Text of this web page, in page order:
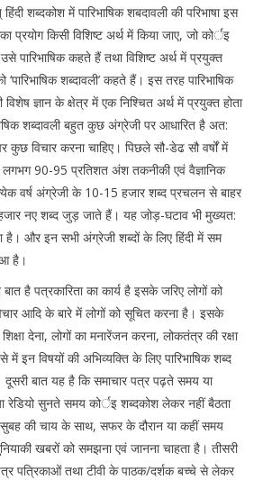
शब्दकोश में पारिभाषिक शबदावली की परिभाषा इस
प्रयोग किसी विशिष्ट अर्थ में किया जाए, जो कोर्इ
पारिभाषिक कहते हैं तथा विशिष्ट अर्थ में प्रयुक्त
‘पारिभाषिक शब्दावली’ कहते हैं। इस तरह पारिभाषिक
ज्ञान के क्षेत्र में एक निश्चित अर्थ में प्रयुक्त होता
शब्दावली बहुत कुछ अंग्रेजी पर आधारित है अत:
कुछ विचार करना चाहिए। पिछले सौ-डेढ सौ वर्षों में
90-95 प्रतिशत अंश तकनीकी एवं वैज्ञानिक
वर्ष अंग्रेजी के 10-15 हजार शब्द प्रचलन से बाहर
नए शब्द जुड़ जाते हैं। यह जोड़-घटाव भी मुख्यत:
है। और इन सभी अंग्रेजी शब्दों के लिए हिंदी में सम
है।
है पत्रकारिता का कार्य है इसके जरिए लोगों को
आदि के बारे में लोगों को सूचित करना है। इसके
देना, लोगों का मनारेंजन करना, लोकतंत्र की रक्षा
इन विषयों की अभिव्यक्ति के लिए पारिभाषिक शब्द
दूसरी बात यह है कि समाचार पत्र पढ़ते समय या
रेडियो सुनते समय कोर्इ शब्दकोश लेकर नहीं बैठता
की चाय के साथ, सफर के दौरान या कहीं समय
खबरों को समझना एवं जानना चाहता है। तीसरी
पत्रिकाओं तथा टीवी के पाठक/दर्शक बच्चे से लेकर